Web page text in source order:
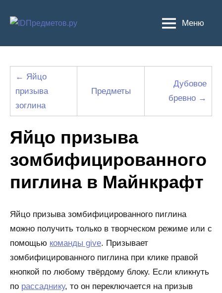
Меню
← Яйцо
призыва
зоглина
Предметы
Дубовое
бревно →
Яйцо призыва
зомбифицированного
пиглина в Майнкрафт
Яйцо призыва зомбифицированного пиглина
можно получить только в творческом режиме или с
помощью команды give. Призывает
зомбифицированного пиглина при клике правой
кнопкой по любому твёрдому блоку. Если кликнуть
по рассаднику, то он переключается на призыв